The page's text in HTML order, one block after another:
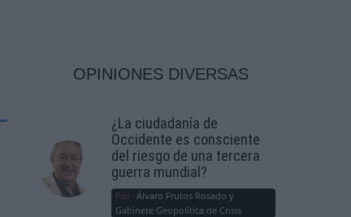
OPINIONES DIVERSAS
¿La ciudadanía de
Occidente es consciente
del riesgo de una tercera
guerra mundial?
Por Álvaro Frutos Rosado y
Gabinete Geopolítica de Crisis